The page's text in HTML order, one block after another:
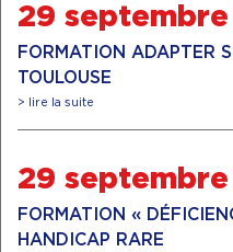
29
FORMATION ADAPTER
TOULOUSE
> lire la suite
29
FORMATION «
HANDICAP RARE